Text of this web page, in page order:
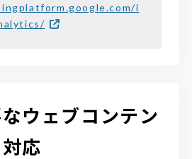
i
ウェブコンテン
応